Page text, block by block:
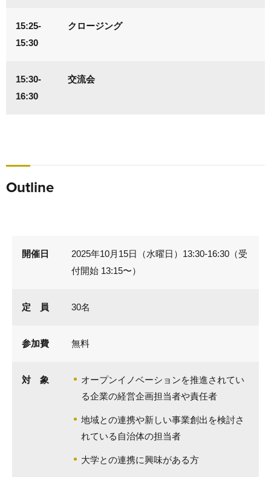
15:25-
15:30
クロージング
15:30-
16:30
交流会
Outline
開催日
2025年10月15日（水曜日）13:30-16:30（受
付開始 13:15〜）
定 員 30名
参加費 無料
対 象
オープンイノベーションを推進されてい
る企業の経営企画担当者や責任者
地域との連携や新しい事業創出を検討さ
れている自治体の担当者
大学との連携に興味がある方